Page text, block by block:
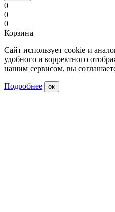
0
0
0
Корзина
Сайт использует cookie и
удобного и корректного
нашим сервисом, вы
Подробнее ок